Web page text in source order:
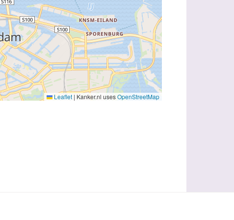
Leaflet | Kanker.nl usesOpenStreetMap